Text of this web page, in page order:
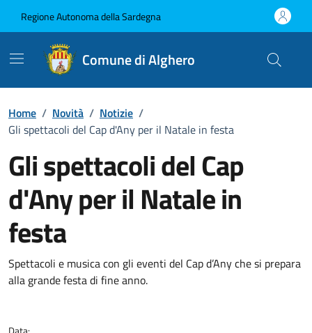
Regione Autonoma della Sardegna
Comune di Alghero
Home / Novità / Notizie /
Gli spettacoli del Cap d'Any per il Natale in festa
Gli spettacoli del Cap
d'Any per il Natale in
festa
Dettagli della notizia
Spettacoli e musica con gli eventi del Cap d’Any che si prepara
alla grande festa di fine anno.